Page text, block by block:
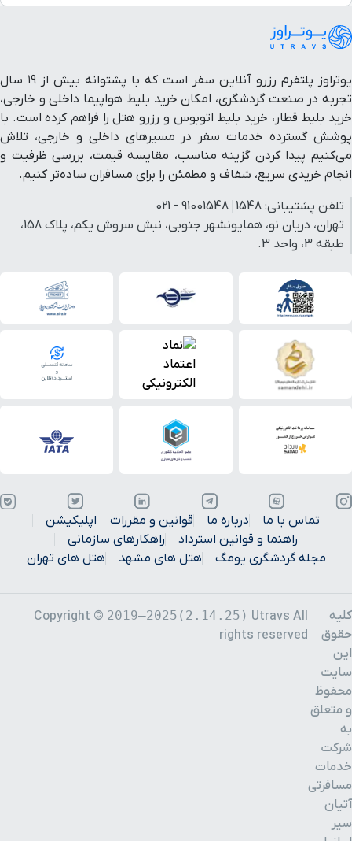
یوتراوز پلتفرم رزرو آنلاین سفر است که با پشتوانه بیش از ۱۹ سال
تجربه در صنعت گردشگری، امکان خرید بلیط هواپیما داخلی و خارجی،
خرید بلیط قطار، خرید بلیط اتوبوس و رزرو هتل را فراهم کرده است. با
پوشش گسترده خدمات سفر در مسیرهای داخلی و خارجی، تلاش
می‌کنیم پیدا کردن گزینه مناسب، مقایسه قیمت، بررسی ظرفیت و
انجام خریدی سریع، شفاف و مطمئن را برای مسافران ساده‌تر کنیم.
تلفن پشتیبانی: 1548
91001548 - 021
تهران، دریان نو، همایونشهر جنوبی، نبش سروش یکم، پلاک 158،
طبقه 3، واحد 3.
تماس با ما درباره ما قوانین و مقررات
اپلیکیشن
راهنما و قوانین استرداد
راهکارهای سازمانی
مجله گردشگری یومگ
هتل های مشهد هتل های تهران
کلیه
حقوق
این
سایت
محفوظ
و متعلق
به
شرکت
خدمات
مسافرتی
آتیان
سیر
Copyright © 2019–2025(2.14.25) Utravs All
rights reserved